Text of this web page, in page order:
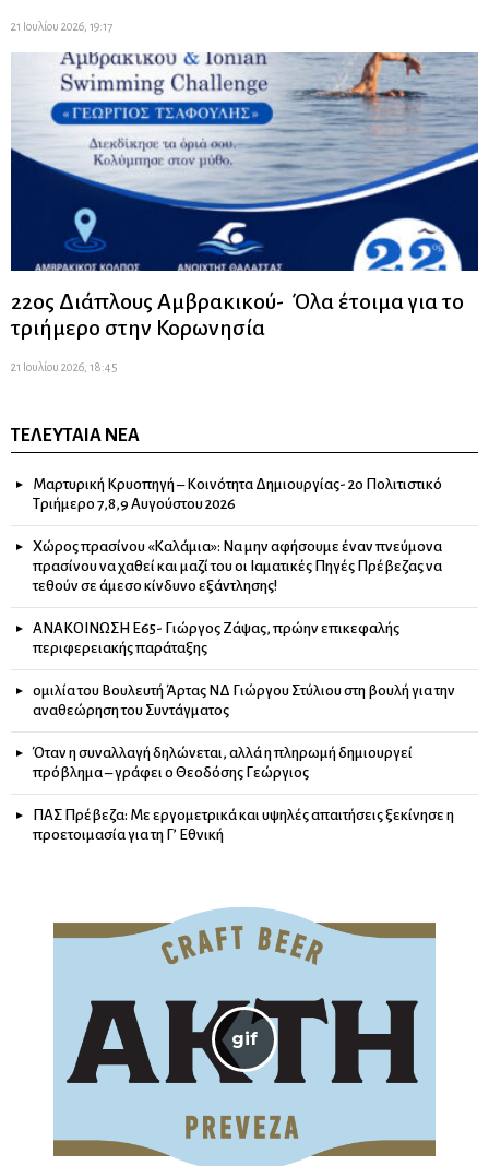
21 Ιουλίου 2026, 19:17
22ος Διάπλους Αμβρακικού- Όλα έτοιμα για το
τριήμερο στην Κορωνησία
21 Ιουλίου 2026, 18:45
ΤΕΛΕΥΤΑΊΑ ΝΈΑ
Μαρτυρική Κρυοπηγή – Κοινότητα Δημιουργίας- 2ο Πολιτιστικό
Τριήμερο 7,8,9 Αυγούστου 2026
Χώρος πρασίνου «Καλάμια»: Να μην αφήσουμε έναν πνεύμονα
πρασίνου να χαθεί και μαζί του οι Ιαματικές Πηγές Πρέβεζας να
τεθούν σε άμεσο κίνδυνο εξάντλησης!
ΑΝΑΚΟΙΝΩΣΗ Ε65- Γιώργος Ζάψας, πρώην επικεφαλής
περιφερειακής παράταξης
ομιλία του Βουλευτή Άρτας ΝΔ Γιώργου Στύλιου στη βουλή για την
αναθεώρηση του Συντάγματος
Όταν η συναλλαγή δηλώνεται, αλλά η πληρωμή δημιουργεί
πρόβλημα – γράφει ο Θεοδόσης Γεώργιος
ΠΑΣ Πρέβεζα: Με εργομετρικά και υψηλές απαιτήσεις ξεκίνησε η
προετοιμασία για τη Γ’ Εθνική